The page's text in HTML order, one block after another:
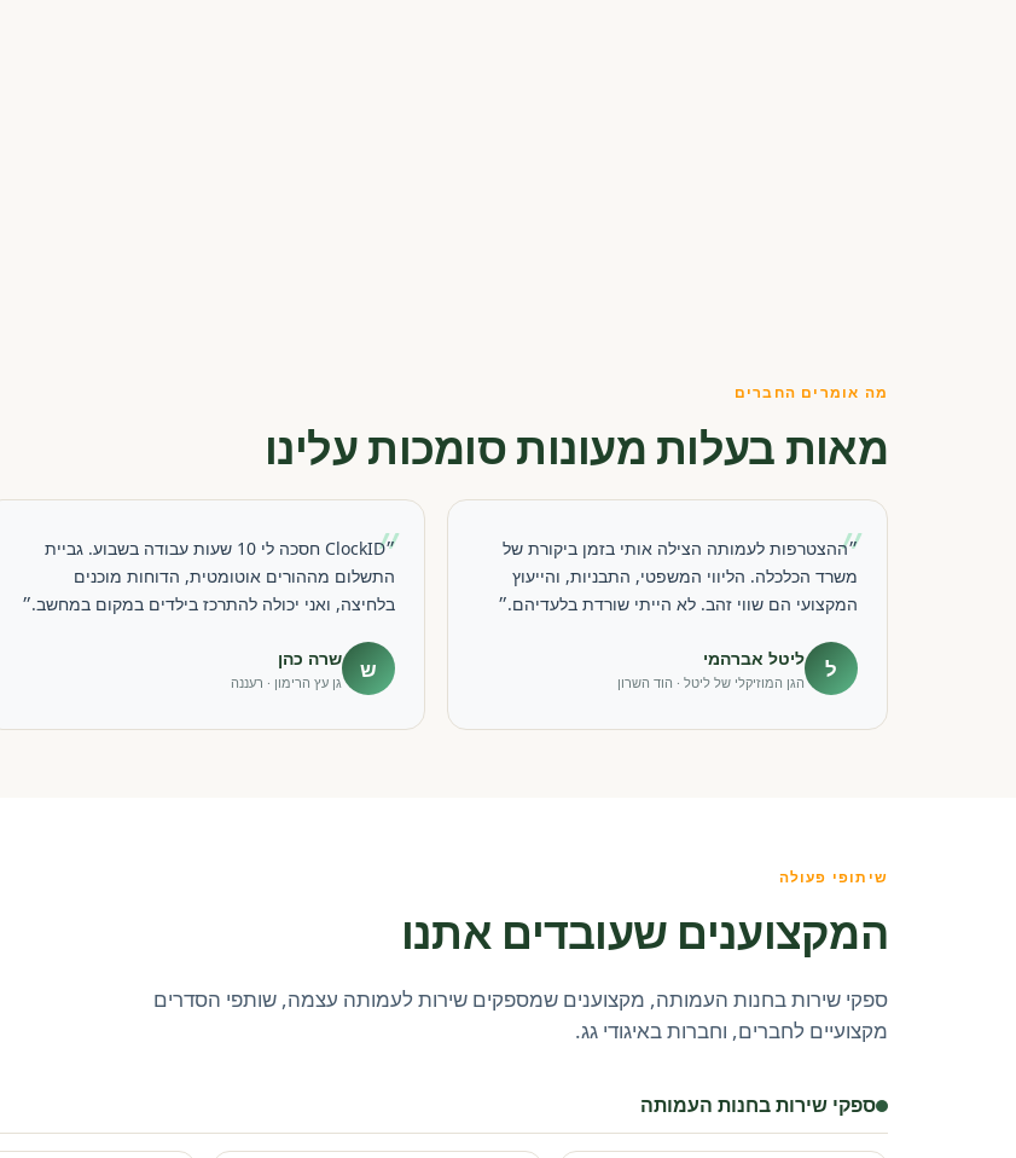
מה אומרים החברים
מאות בעלות מעונות סומכות עלינו
״
״ההצטרפות לעמותה הצילה אותי בזמן ביקורת של
משרד הכלכלה. הליווי המשפטי, התבניות, והייעוץ
המקצועי הם שווי זהב. לא הייתי שורדת בלעדיהם.״
ל ליטל אברהמי
הגן המוזיקלי של ליטל · הוד השרון
״
״ClockID חסכה לי 10 שעות עבודה בשבוע. גביית
התשלום מההורים אוטומטית, הדוחות מוכנים
בלחיצה, ואני יכולה להתרכז בילדים במקום במחשב.״
ש שרה כהן
גן עץ הרימון · רעננה
שיתופי פעולה
המקצוענים שעובדים אתנו
ספקי שירות בחנות העמותה, מקצוענים שמספקים שירות לעמותה עצמה, שותפי הסדרים
מקצועיים לחברים, וחברות באיגודי גג.
ספקי שירות בחנות העמותה